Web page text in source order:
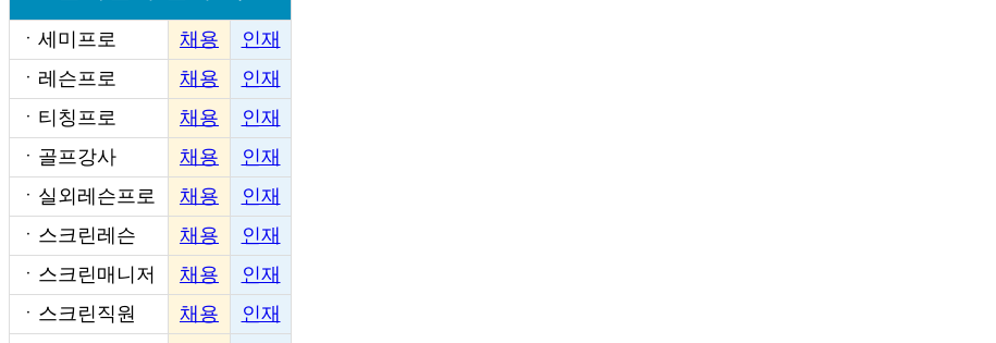
ㆍ 세미프로 채용
인재
ㆍ 레슨프로 채용
인재
ㆍ 티칭프로 채용
인재
ㆍ 골프강사 채용
인재
ㆍ 실외레슨프로 채용
인재
ㆍ 스크린레슨 채용
인재
ㆍ 스크린매니저 채용
인재
ㆍ 스크린직원 채용
인재